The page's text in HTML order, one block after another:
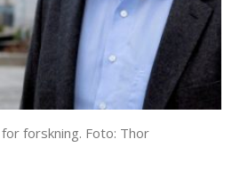
forskning. Foto: Thor